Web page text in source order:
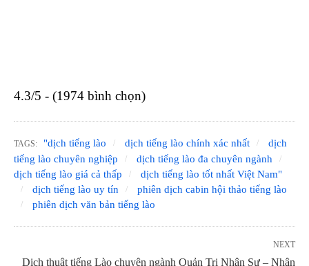
4.3/5 - (1974 bình chọn)
TAGS: "dịch tiếng lào dịch tiếng lào chính xác nhất
dịch
tiếng lào chuyên nghiệp
dịch tiếng lào đa chuyên ngành
dịch tiếng lào giá cả thấp
dịch tiếng lào tốt nhất Việt Nam"
dịch tiếng lào uy tín
phiên dịch cabin hội thảo tiếng lào
phiên dịch văn bản tiếng lào
NEXT
Dịch thuật tiếng Lào chuyên ngành Quản Trị Nhân Sự – Nhân